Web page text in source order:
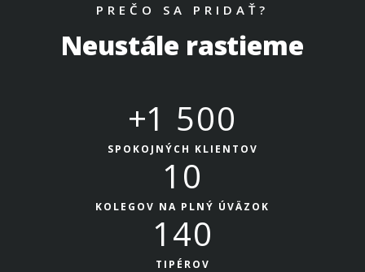
PREČO SA PRIDAŤ?
Neustále rastieme
+1 500
SPOKOJNÝCH KLIENTOV
10
KOLEGOV NA PLNÝ ÚVÄZOK
140
TIPÉROV